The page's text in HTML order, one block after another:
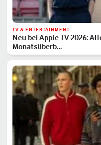
TV & ENTERTAINMENT
Neu bei Apple TV 2026:
Monatsüberb…